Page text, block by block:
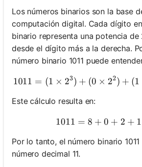
Los números binarios son la base
computación digital. Cada dígito
binario representa una potencia de
desde el dígito más a la derecha.
número binario 1011 puede
1011 =
1011 = (1 × 23) + (0 × 22) + (1
Este cálculo resulta en:
1011 =
1011 = 8 + 0 + 2 + 1
Por lo tanto, el número binario
número decimal 11.